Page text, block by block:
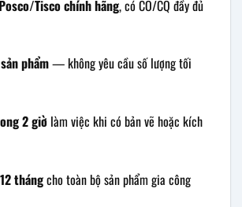
Tisco chính hãng, có CO/CQ đầy đủ
phẩm— không yêu cầu số lượng tối
2 giờlàm việc khi có bản vẽ hoặc kích
thángcho toàn bộ sản phẩm gia công